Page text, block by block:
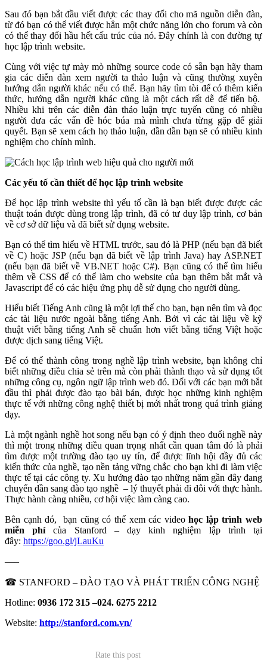
Sau đó bạn bắt đầu viết được các thay đổi cho mã nguồn diễn đàn,
từ đó bạn có thể viết được hẳn một chức năng lớn cho forum và còn
có thể thay đổi hầu hết cấu trúc của nó. Đây chính là con đường tự
học lập trình website.
Cùng với việc tự mày mò những source code có sẵn bạn hãy tham
gia các diễn đàn xem người ta thảo luận và cũng thường xuyên
hướng dẫn người khác nếu có thể. Bạn hãy tìm tòi để có thêm kiến
thức, hướng dẫn người khác cũng là một cách rất dễ để tiến bộ.
Nhiều khi trên các diễn đàn thảo luận trực tuyến cũng có nhiều
người đưa các vấn đề hóc búa mà mình chưa từng gặp để giải
quyết. Bạn sẽ xem cách họ thảo luận, dần dần bạn sẽ có nhiều kinh
nghiệm cho chính mình.
Các yếu tố cần thiết để học lập trình website
Để học lập trình website thì yếu tố cần là bạn biết được được các
thuật toán được dùng trong lập trình, đã có tư duy lập trình, cơ bản
về cơ sở dữ liệu và đã biết sử dụng website.
Bạn có thể tìm hiểu về HTML trước, sau đó là PHP (nếu bạn đã biết
về C) hoặc JSP (nếu bạn đã biết về lập trình Java) hay ASP.NET
(nếu bạn đã biết về VB.NET hoặc C#). Bạn cũng có thể tìm hiểu
thêm về CSS để có thể làm cho website của bạn thêm bắt mắt và
Javascript để có các hiệu ứng phụ dễ sử dụng cho người dùng.
Hiểu biết Tiếng Anh cũng là một lợi thế cho bạn, bạn nên tìm và đọc
các tài liệu nước ngoài bằng tiếng Anh. Bởi vì các tài liệu về kỹ
thuật viết bằng tiếng Anh sẽ chuẩn hơn viết bằng tiếng Việt hoặc
được dịch sang tiếng Việt.
Để có thể thành công trong nghề lập trình website, bạn không chỉ
biết những điều chia sẻ trên mà còn phải thành thạo và sử dụng tốt
những công cụ, ngôn ngữ lập trình web đó. Đối với các bạn mới bắt
đầu thì phải được đào tạo bài bản, được học những kinh nghiệm
thực tế với những công nghệ thiết bị mới nhất trong quá trình giảng
dạy.
Là một ngành nghề hot song nếu bạn có ý định theo đuổi nghề này
thì một trong những điều quan trọng nhất cần quan tâm đó là phải
tìm được một trường đào tạo uy tín, để được lĩnh hội đầy đủ các
kiến thức của nghề, tạo nền tảng vững chắc cho bạn khi đi làm việc
thực tế tại các công ty. Xu hướng đào tạo những năm gần đây đang
chuyển dần sang đào tạo nghề – lý thuyết phải đi đôi với thực hành.
Thực hành càng nhiều, cơ hội việc làm càng cao.
Bên cạnh đó, bạn cũng có thể xem các videohọc lập trình web
miễn phícủa Stanford – dạy kinh nghiệm lập trình tại
đây: https://goo.gl/jLauKu
—–
☎ STANFORD – ĐÀO TẠO VÀ PHÁT TRIỂN CÔNG NGHỆ
Hotline: 0936 172 315 –024. 6275 2212
Website: http://stanford.com.vn/
Rate this post